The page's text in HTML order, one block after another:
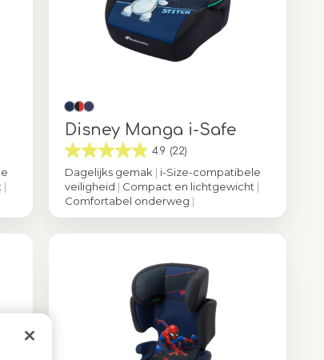
|
Disney Manga i-Safe
4.9 (22)
Dagelijks gemak | i-Size-compatibele
veiligheid | Compact en lichtgewicht |
Comfortabel onderweg |
Kleur Authentic Stitch